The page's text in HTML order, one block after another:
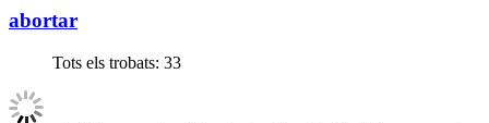
abortar
Tots els trobats: 33